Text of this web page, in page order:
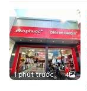
1 phút trước 4